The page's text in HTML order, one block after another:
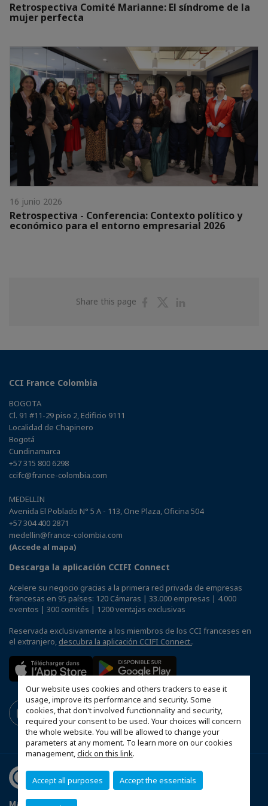
Our website uses cookies and others trackers to ease it
usage, improve its performance and security. Some
cookies, that don't involved functionnality and security,
required your consent to be used. Your choices will concern
the whole website. You will be allowed to change your
parameters at any moment. To learn more on our cookies
management,click on this link.
Accept all purposes Accept the essentials
Retrospectiva Comité Marianne: El síndrome de la
mujer perfecta
16 junio 2026
Retrospectiva - Conferencia: Contexto político y
económico para el entorno empresarial 2026
Share this page
ShareShare
CCI France Colombia
BOGOTA
Cl. 91 #11-29 piso 2, Edificio 9111
Localidad de Chapinero
Bogotá
Cundinamarca
+57 315 800 6298
ccifc@france-colombia.com
MEDELLIN
Avenida El Poblado N° 5 A - 113, One Plaza, Oficina 504
+57 304 400 2871
medellin@france-colombia.com
(Accede al mapa)
Descarga la aplicación CCIFI Connect
Acelere su negocio gracias a la primera red privada de empresas
francesas en 95 países: 120 Cámaras | 33.000 empresas | 4.000
eventos | 300 comités | 1200 ventajas exclusivas
Reservada exclusivamente a los miembros de los CCI franceses en
el extranjero, descubra la aplicación CCIFI Connect..
Mapa del sitio Mentions légales